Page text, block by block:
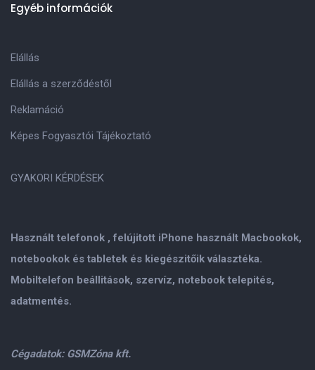
Használt telefonok , felújitott iPhone használt Macbookok,
notebookok és tabletek és kiegészitőik választéka.
Mobiltelefon beállitások, szervíz, notebook telepités,
adatmentés.
Cégadatok: GSMZóna kft.
Egyéb információk
Elállás
Elállás a szerződéstől
Reklamáció
Képes Fogyasztói Tájékoztató
GYAKORI KÉRDÉSEK